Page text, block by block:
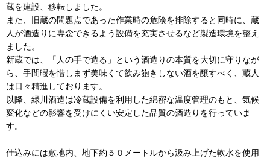
蔵を建設、移転しました。
また、旧蔵の問題点であった作業時の危険を排除すると同時に、蔵
人が酒造りに専念できるよう設備を充実させるなど製造環境を整え
ました。
新蔵では、「人の手で造る」という酒造りの本質を大切に守りなが
ら、手間暇を惜しまず美味くて飲み飽きしない酒を醸すべく、蔵人
は日々精進しております。
以降、緑川酒造は冷蔵設備を利用した綿密な温度管理のもと、気候
変化などの影響を受けにくい安定した品質の酒造りを行っていま
す。
仕込みには敷地内、地下約５０メートルから汲み上げた軟水を使用